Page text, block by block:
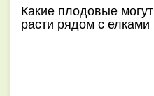
Какие плодовые могут
расти рядом с елками